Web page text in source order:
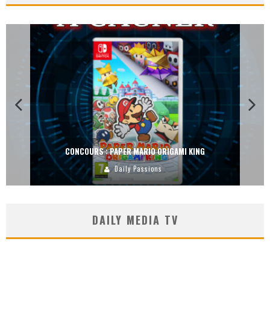
CONCOURS : DREAMS SUR PS4
Carlos Mühlig
DAILY MEDIA TV